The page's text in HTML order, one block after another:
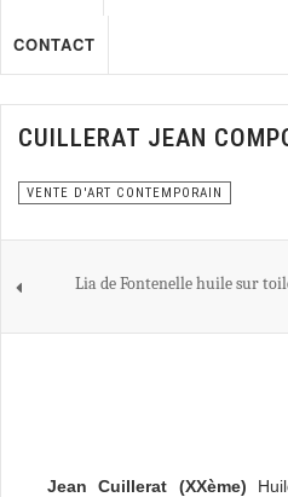
CONTACT
CUILLERAT JEAN
VENTE D'ART CONTEMPORAIN
Lia de Fontenelle huile sur
Jean Cuillerat (XXème)